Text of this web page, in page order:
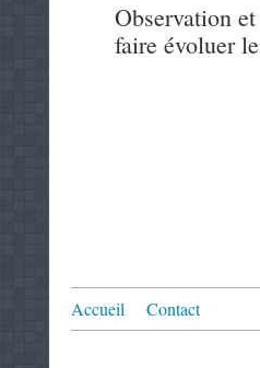
Observation
faire évoluer
Accueil Contact